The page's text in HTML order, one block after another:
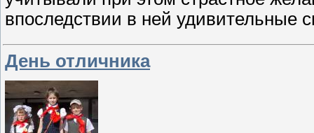
впоследствии в ней удивительные
День отличника